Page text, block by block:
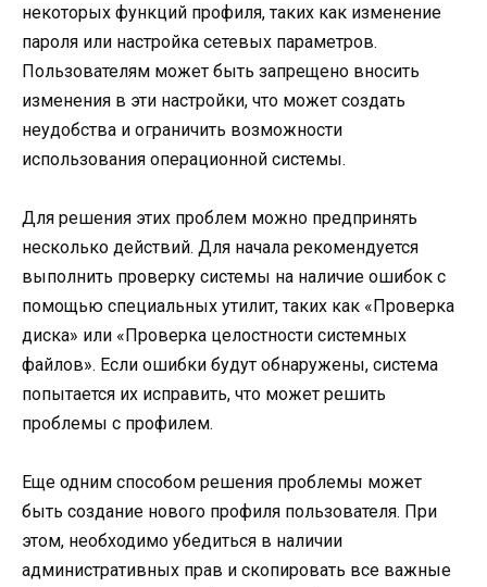
некоторых функций профиля, таких как изменение
пароля или настройка сетевых параметров.
Пользователям может быть запрещено вносить
изменения в эти настройки, что может создать
неудобства и ограничить возможности
использования операционной системы.
Для решения этих проблем можно предпринять
несколько действий. Для начала рекомендуется
выполнить проверку системы на наличие ошибок с
помощью специальных утилит, таких как «Проверка
диска» или «Проверка целостности системных
файлов». Если ошибки будут обнаружены, система
попытается их исправить, что может решить
проблемы с профилем.
Еще одним способом решения проблемы может
быть создание нового профиля пользователя. При
этом, необходимо убедиться в наличии
административных прав и скопировать все важные